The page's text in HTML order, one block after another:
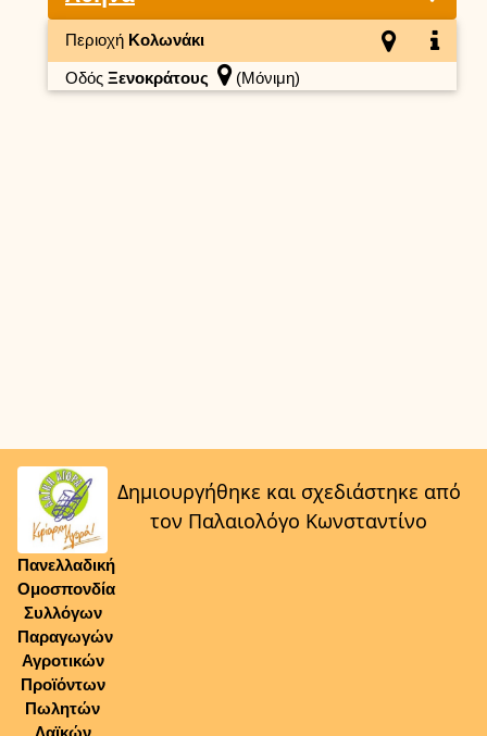
Περιοχή Κολωνάκι
Οδός Ξενοκράτους (Μόνιμη)
Πανελλαδική
Ομοσπονδία
Συλλόγων
Παραγωγών
Αγροτικών
Προϊόντων
Πωλητών
Λαϊκών
Δημιουργήθηκε και σχεδιάστηκε από
τον Παλαιολόγο Κωνσταντίνο